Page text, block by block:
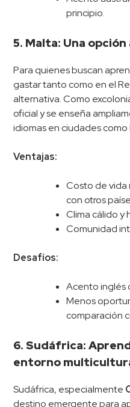
principio.
5. Malta: Una
Para quienes buscan
gastar tanto como en el
alternativa. Como
oficial y se enseña
idiomas en ciudades como
Ventajas:
Costo de vida
con otros
Clima cálido y
Comunidad
Desafíos:
Acento inglés
Menos
comparación
6. Sudáfrica:
entorno
Sudáfrica, especialmente
destino emergente para